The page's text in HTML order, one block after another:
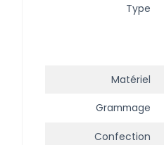
Type
Matériel
Grammage
Confection